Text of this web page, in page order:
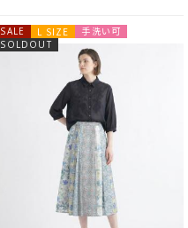
SALE L SIZE 手洗い可
SOLDOUT